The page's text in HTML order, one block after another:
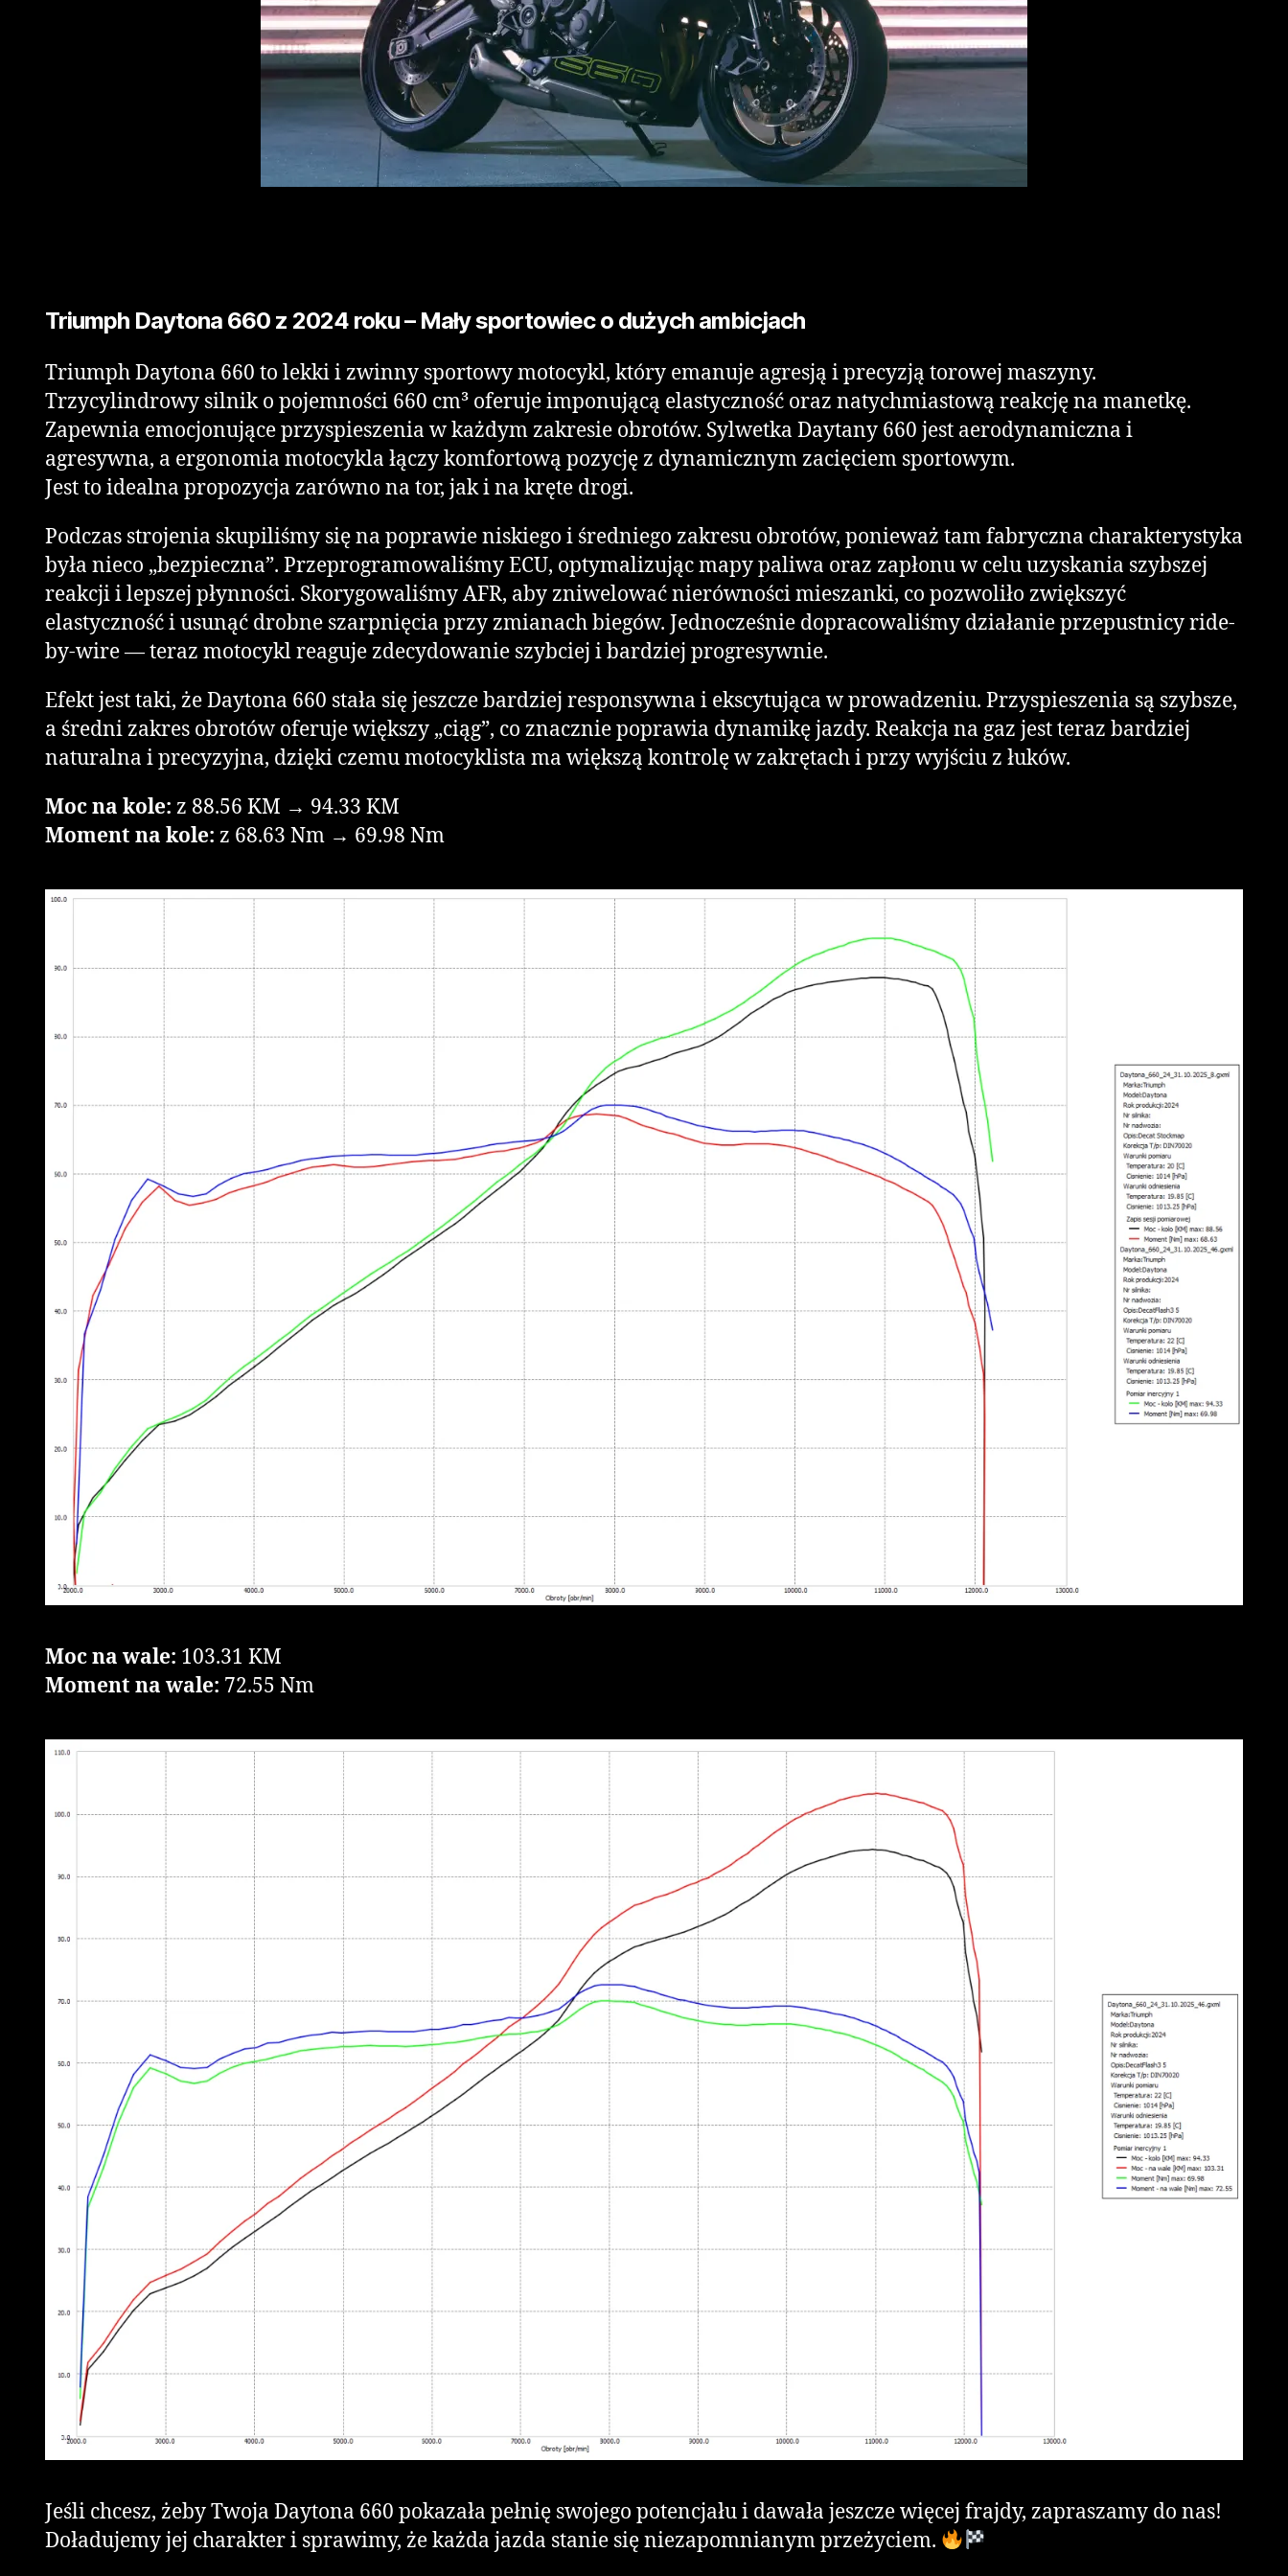
Triumph Daytona 660 z 2024 roku – Mały sportowiec o dużych ambicjach
Triumph Daytona 660 to lekki i zwinny sportowy motocykl, który emanuje agresją i precyzją torowej maszyny.
Trzycylindrowy silnik o pojemności 660 cm³ oferuje imponującą elastyczność oraz natychmiastową reakcję na manetkę.
Zapewnia emocjonujące przyspieszenia w każdym zakresie obrotów. Sylwetka Daytany 660 jest aerodynamiczna i
agresywna, a ergonomia motocykla łączy komfortową pozycję z dynamicznym zacięciem sportowym.
Jest to idealna propozycja zarówno na tor, jak i na kręte drogi.
Podczas strojenia skupiliśmy się na poprawie niskiego i średniego zakresu obrotów, ponieważ tam fabryczna charakterystyka
była nieco „bezpieczna”. Przeprogramowaliśmy ECU, optymalizując mapy paliwa oraz zapłonu w celu uzyskania szybszej
reakcji i lepszej płynności. Skorygowaliśmy AFR, aby zniwelować nierówności mieszanki, co pozwoliło zwiększyć
elastyczność i usunąć drobne szarpnięcia przy zmianach biegów. Jednocześnie dopracowaliśmy działanie przepustnicy ride-
by-wire — teraz motocykl reaguje zdecydowanie szybciej i bardziej progresywnie.
Efekt jest taki, że Daytona 660 stała się jeszcze bardziej responsywna i ekscytująca w prowadzeniu. Przyspieszenia są szybsze,
a średni zakres obrotów oferuje większy „ciąg”, co znacznie poprawia dynamikę jazdy. Reakcja na gaz jest teraz bardziej
naturalna i precyzyjna, dzięki czemu motocyklista ma większą kontrolę w zakrętach i przy wyjściu z łuków.
Moc na kole: z 88.56 KM → 94.33 KM
Moment na kole: z 68.63 Nm → 69.98 Nm
Moc na wale: 103.31 KM
Moment na wale: 72.55 Nm
Jeśli chcesz, żeby Twoja Daytona 660 pokazała pełnię swojego potencjału i dawała jeszcze więcej frajdy, zapraszamy do nas!
Doładujemy jej charakter i sprawimy, że każda jazda stanie się niezapomnianym przeżyciem.